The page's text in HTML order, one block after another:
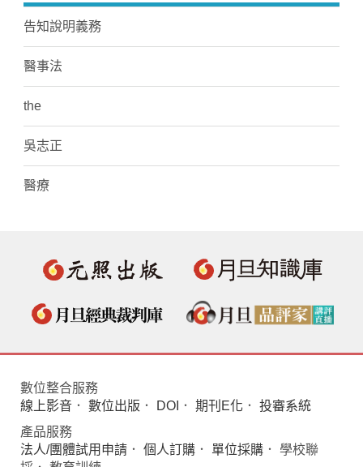
告知說明義務
醫事法
the
吳志正
醫療
數位整合服務
線上影音 ． 數位出版 ． DOI ． 期刊E化 ． 投審系統
產品服務
法人/團體試用申請 ． 個人訂購 ． 單位採購 ． 學校聯